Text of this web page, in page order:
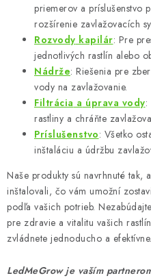
priemerov a príslušenstvo
rozšírenie zavlažovacích
Rozvody kapilár: Pre
jednotlivých rastlín alebo
Nádrže: Riešenia pre
vody na zavlažovanie.
Filtrácia a úprava vody:
rastliny a chráňte
Príslušenstvo: Všetko
inštaláciu a údržbu
Naše produkty sú navrhnuté tak,
inštalovali, čo vám umožní
podľa vašich potrieb.
pre zdravie a vitalitu vašich
zvládnete jednoducho a efektívne.
LedMeGrow je vaším